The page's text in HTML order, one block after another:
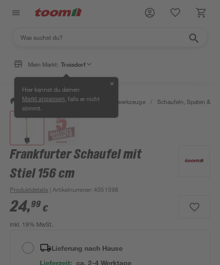
Mein Markt: Troisdorf
Hier kannst du deinen
Markt anpassen , falls er nicht
stimmt.
✕
/ Garten & Freizeit / Gartenhandwerkzeuge / Schaufeln, Spaten &
Frankfurter Schaufel mit
Stiel 156 cm
Produktdetails | Artikelnummer:4051598
24,99 €
inkl. 19% MwSt.
Lieferung nach Hause
Lieferzeit: ca. 2-4 Werktage